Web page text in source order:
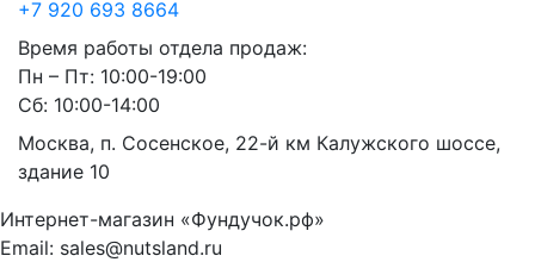
+7 920 693 8664
Время работы отдела продаж:
Пн – Пт: 10:00-19:00
Сб: 10:00-14:00
Москва, п. Сосенское, 22-й км Калужского шоссе,
здание 10
Интернет-магазин «Фундучок.рф»
Email: sales@nutsland.ru